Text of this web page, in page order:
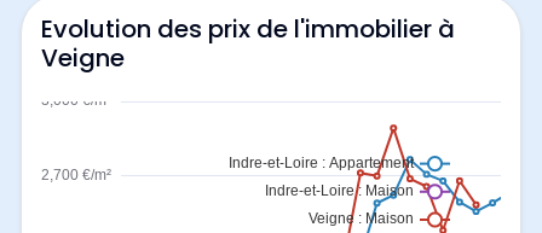
Evolution des prix de l'immobilier à
Veigne